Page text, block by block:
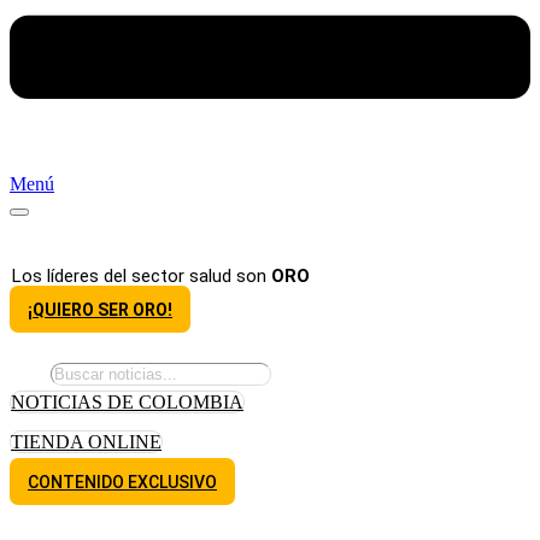
Menú
Los líderes del sector salud son ORO
¡QUIERO SER ORO!
NOTICIAS DE COLOMBIA
TIENDA ONLINE
CONTENIDO EXCLUSIVO